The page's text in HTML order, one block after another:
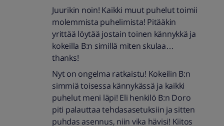
Juurikin noin! Kaikki muut puhelut toimii
molemmista puhelimista! Pitääkin
yrittää löytää jostain toinen kännykkä ja
kokeilla B:n simillä miten skulaa…
thanks!
Nyt on ongelma ratkaistu! Kokeilin B:n
simmiä toisessa kännykässä ja kaikki
puhelut meni läpi! Eli henkilö B:n Doro
piti palauttaa tehdasasetuksiin ja sitten
puhdas asennus, niin vika hävisi! Kiitos